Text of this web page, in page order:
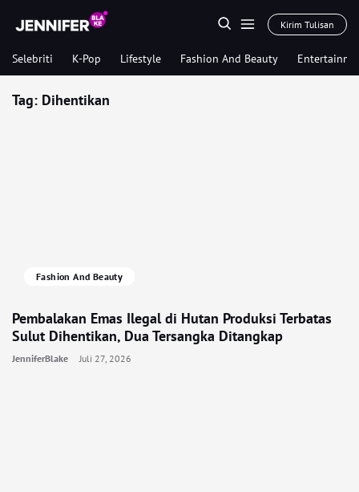
Kirim Tulisan
Selebriti K-Pop Lifestyle Fashion And Beauty
Tag: Dihentikan
Fashion And Beauty
Pembalakan Emas Ilegal di Hutan Produksi Terbatas
Sulut Dihentikan, Dua Tersangka Ditangkap
JenniferBlake Juli 27, 2026